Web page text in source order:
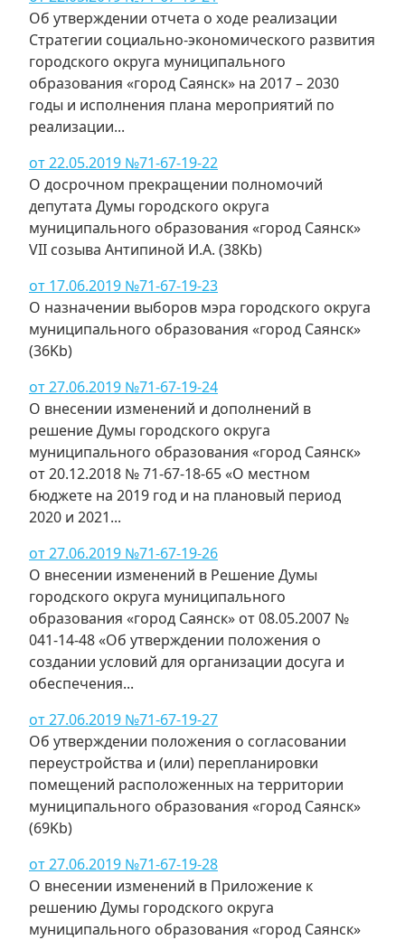
Об утверждении отчета о ходе реализации
Стратегии социально-экономического развития
городского округа муниципального
образования «город Саянск» на 2017 – 2030
годы и исполнения плана мероприятий по
реализации...
от 22.05.2019 №71-67-19-22
О досрочном прекращении полномочий
депутата Думы городского округа
муниципального образования «город Саянск»
VII созыва Антипиной И.А. (38Kb)
от 17.06.2019 №71-67-19-23
О назначении выборов мэра городского округа
муниципального образования «город Саянск»
(36Kb)
от 27.06.2019 №71-67-19-24
О внесении изменений и дополнений в
решение Думы городского округа
муниципального образования «город Саянск»
от 20.12.2018 № 71-67-18-65 «О местном
бюджете на 2019 год и на плановый период
2020 и 2021...
от 27.06.2019 №71-67-19-26
О внесении изменений в Решение Думы
городского округа муниципального
образования «город Саянск» от 08.05.2007 №
041-14-48 «Об утверждении положения о
создании условий для организации досуга и
обеспечения...
от 27.06.2019 №71-67-19-27
Об утверждении положения о согласовании
переустройства и (или) перепланировки
помещений расположенных на территории
муниципального образования «город Саянск»
(69Kb)
от 27.06.2019 №71-67-19-28
О внесении изменений в Приложение к
решению Думы городского округа
муниципального образования «город Саянск»